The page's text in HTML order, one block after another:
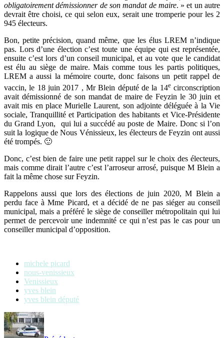
obligatoirement démissionner de son mandat de maire. » et un autre
devrait être choisi, ce qui selon eux, serait une tromperie pour les 2
945 électeurs.
Bon, petite précision, quand même, que les élus LREM n’indique
pas. Lors d’une élection c’est toute une équipe qui est représentée,
ensuite c’est lors d’un conseil municipal, et au vote que le candidat
est élu au siège de maire. Mais comme tous les partis politiques,
LREM a aussi la mémoire courte, donc faisons un petit rappel de
vaccin, le 18 juin 2017 , Mr Blein député de la 14ecirconscription
avait démissionné de son mandat de maire de Feyzin le 30 juin et
avait mis en place Murielle Laurent, son adjointe déléguée à la Vie
sociale, Tranquillité et Participation des habitants et Vice-Présidente
du Grand Lyon, qui lui a succédé au poste de Maire. Donc si l’on
suit la logique de Nous Vénissieux, les électeurs de Feyzin ont aussi
été trompés. 🙂
Donc, c’est bien de faire une petit rappel sur le choix des électeurs,
mais comme dirait l’autre c’est l’arroseur arrosé, puisque M Blein a
fait la même chose sur Feyzin.
Rappelons aussi que lors des élections de juin 2020, M Blein a
perdu face à Mme Picard, et a décidé de ne pas siéger au conseil
municipal, mais a préféré le siège de conseiller métropolitain qui lui
permet de percevoir une indemnité ce qui n’est pas le cas pour un
conseiller municipal d’opposition.
michele picard
nous-venissieux
Venissieux
yves blein
yves blein député